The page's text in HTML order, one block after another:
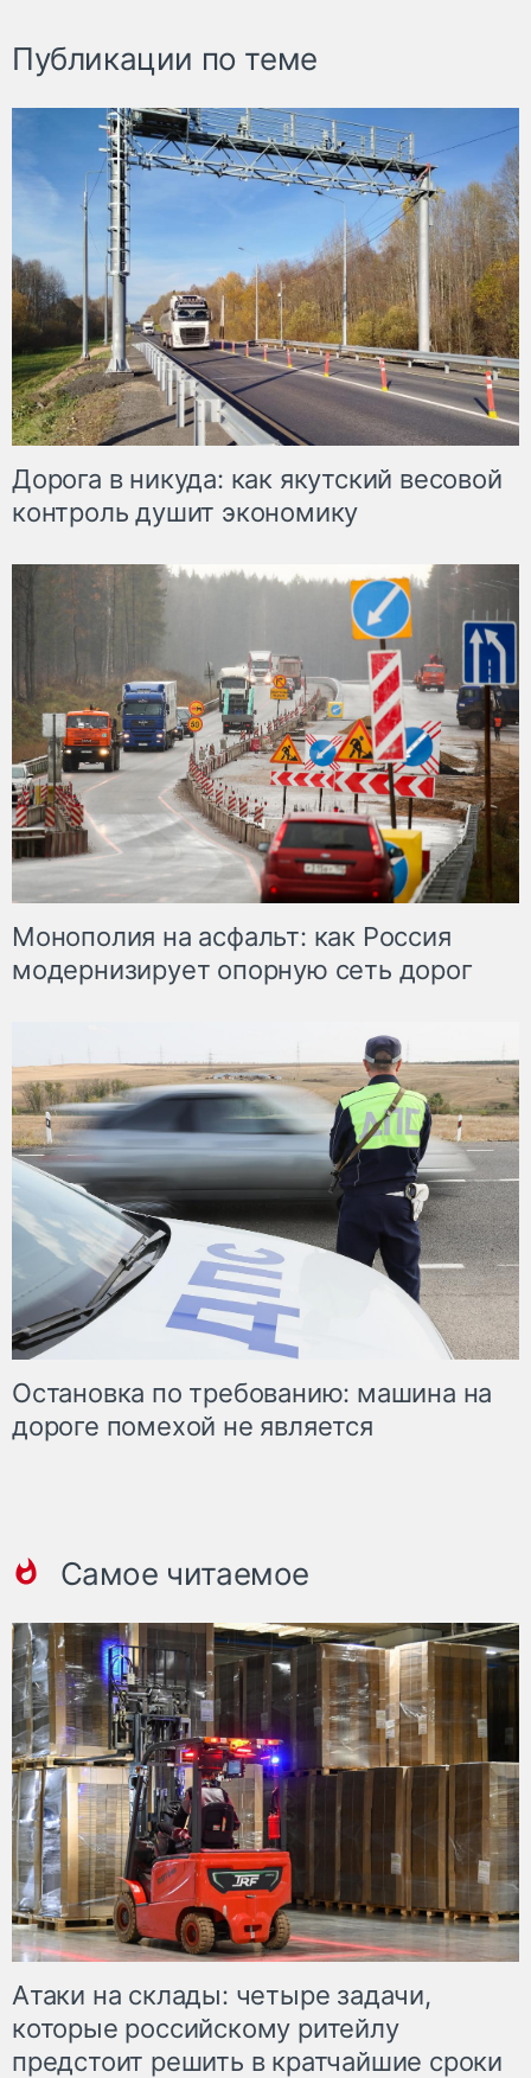
Публикации по теме
Дорога в никуда: как якутский весовой
контроль душит экономику
Монополия на асфальт: как Россия
модернизирует опорную сеть дорог
Остановка по требованию: машина на
дороге помехой не является
Самое читаемое
Атаки на склады: четыре задачи,
которые российскому ритейлу
предстоит решить в кратчайшие сроки